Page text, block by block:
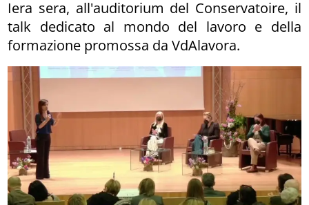
Iera sera, all'auditorium del Conservatoire, il
talk dedicato al mondo del lavoro e della
formazione promossa da VdAlavora.